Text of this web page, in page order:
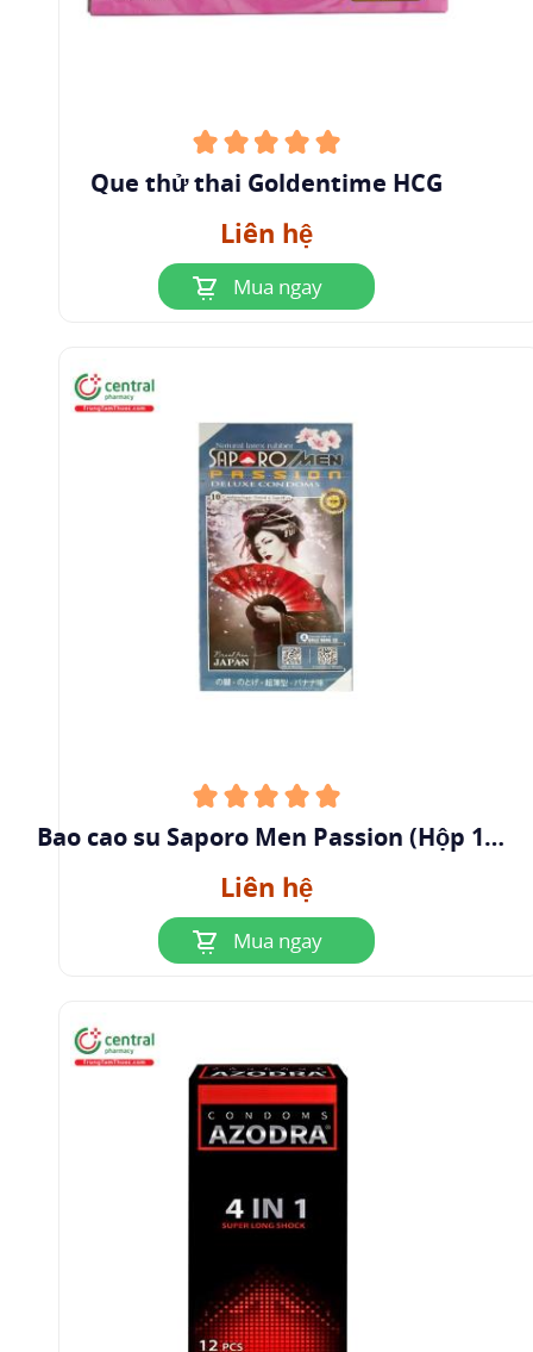
Que thử thai Goldentime HCG
Liên hệ
Mua ngay
Bao cao su Saporo Men Passion (Hộp 10
Liên hệ
Mua ngay